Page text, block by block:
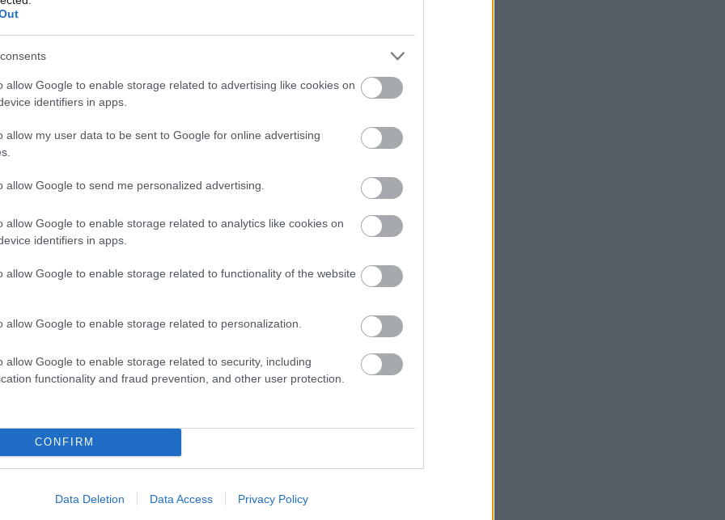
allow Google to enable storage related to advertising like cookies on
identifiers in apps.
allow my user data to be sent to Google for online advertising
allow Google to send me personalized advertising.
allow Google to enable storage related to analytics like cookies on
identifiers in apps.
allow Google to enable storage related to functionality of the website
allow Google to enable storage related to personalization.
allow Google to enable storage related to security, including
functionality and fraud prevention, and other user protection.
CONFIRM
Data Deletion Data Access Privacy Policy
itt talál
Egyéni
indítása, KATA
alá
bejelentkezés
Kata 2020 – így
jövőre 40%-kal
kevesebbet
keress!
Így csináld